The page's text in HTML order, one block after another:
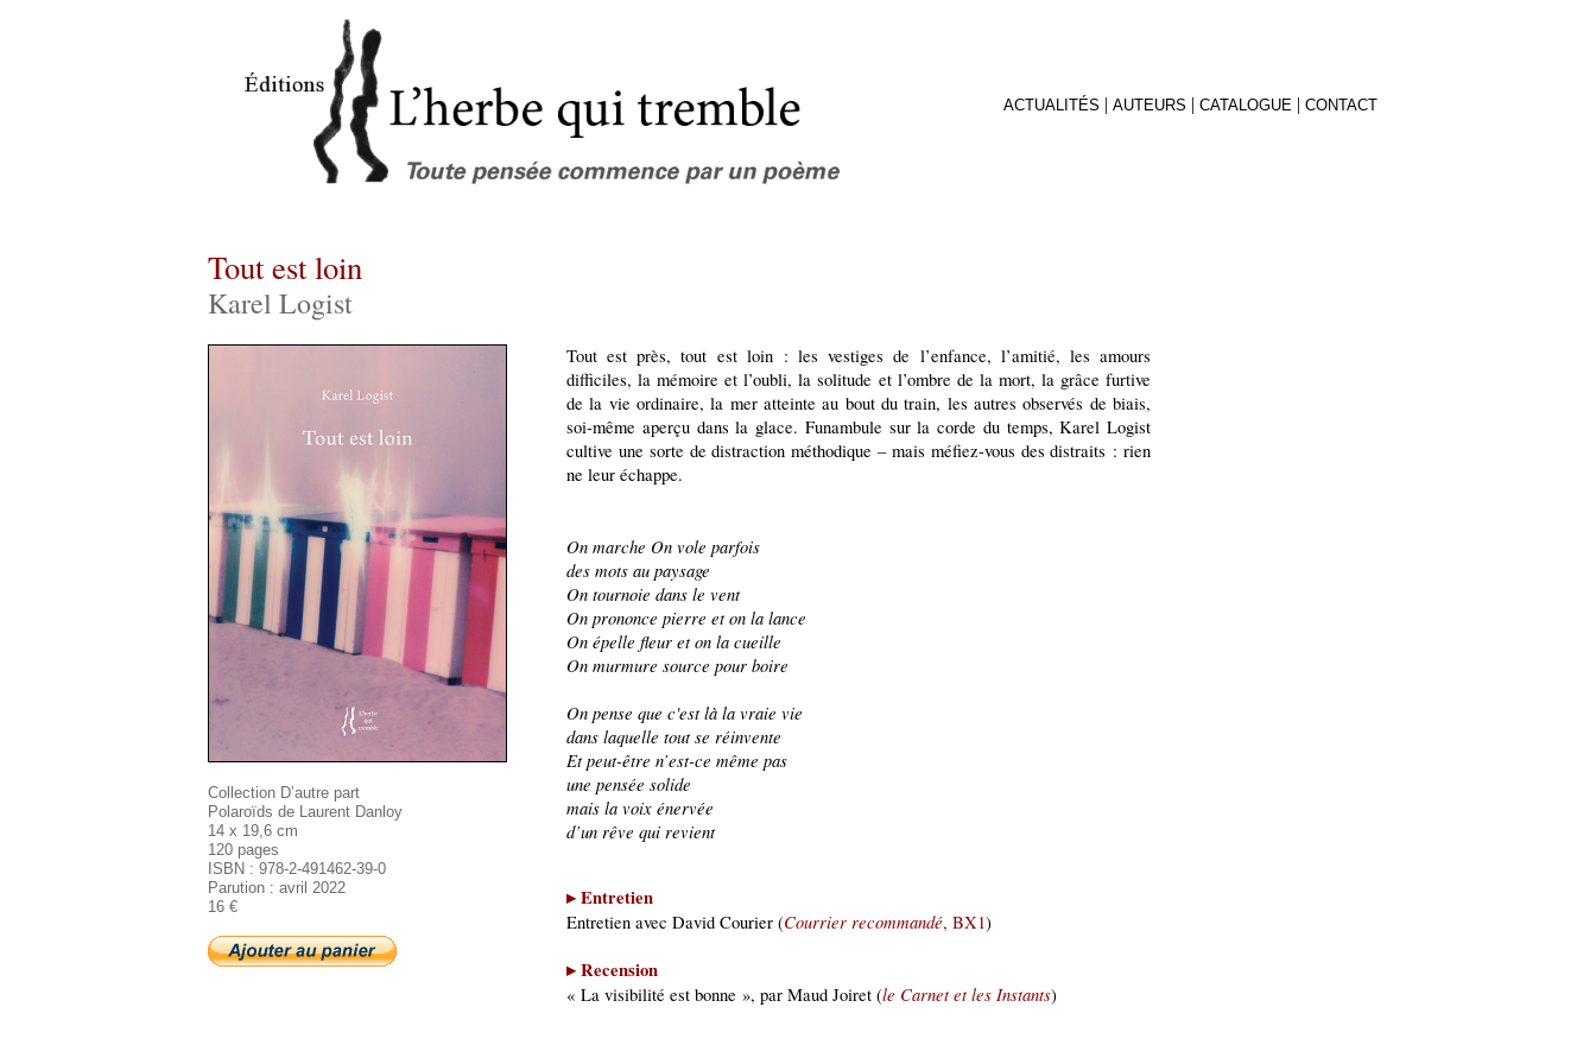
ACTUALITÉS | AUTEURS | CATALOGUE | CONTACT
Tout est loin
Karel Logist
Collection D’autre part
Polaroïds de Laurent Danloy
14 x 19,6 cm
120 pages
ISBN : 978-2-491462-39-0
Parution : avril 2022
16 €
Tout est près, tout est loin : les vestiges de l’enfance, l’amitié, les amours
difficiles, la mémoire et l’oubli, la solitude et l’ombre de la mort, la grâce furtive
de la vie ordinaire, la mer atteinte au bout du train, les autres observés de biais,
soi-même aperçu dans la glace. Funambule sur la corde du temps, Karel Logist
cultive une sorte de distraction méthodique – mais méfiez-vous des distraits : rien
ne leur échappe.
On marche On vole parfois
des mots au paysage
On tournoie dans le vent
On prononce pierre et on la lance
On épelle fleur et on la cueille
On murmure source pour boire
On pense que c'est là la vraie vie
dans laquelle tout se réinvente
Et peut-être n’est-ce même pas
une pensée solide
mais la voix énervée
d’un rêve qui revient
▸ Entretien
Entretien avec David Courier (Courrier recommandé, BX1)
▸ Recension
« La visibilité est bonne », par Maud Joiret (le Carnet et les Instants)